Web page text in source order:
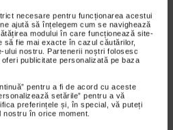
necesare pentru funcționarea acestui
ajută să înțelegem cum se navighează
modului în care funcționează site-
să fie mai exacte în cazul căutărilor,
ului nostru. Partenerii noștri folosesc
publicitate personalizată pe baza
pentru a fi de acord cu aceste
setările” pentru a vă
preferințele și, în special, vă puteți
în orice moment.
medicale si pot sa provoace
vor
2”
risc mai mare de a se
2, este important de inteles